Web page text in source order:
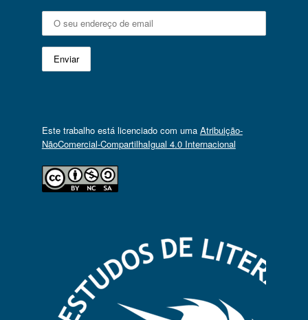
Este trabalho está licenciado com uma Atribuição-
NãoComercial-CompartilhaIgual 4.0 Internacional